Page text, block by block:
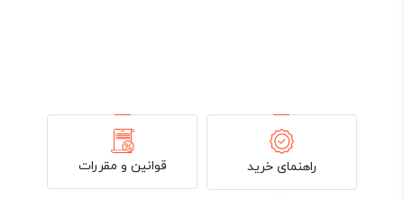
راهنمای خرید قوانین و مقررات